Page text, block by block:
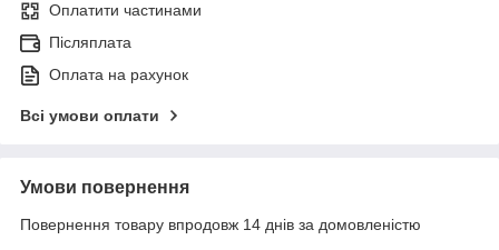
Оплатити частинами
Післяплата
Оплата на рахунок
Всі умови оплати
Умови повернення
Повернення товару впродовж 14 днів за домовленістю